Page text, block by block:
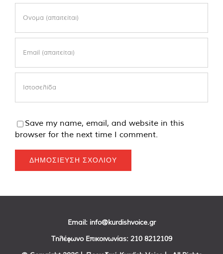
Save my name, email, and website in this
browser for the next time I comment.
Email: info@kurdishvoice.gr
Τηλέφωνο Επικοινωνίας: 210 8212109